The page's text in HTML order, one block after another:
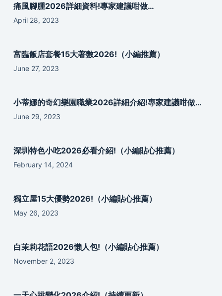
痛風腳腫2026詳細資料!專家建議咁做…
April 28, 2023
富臨飯店套餐15大著數2026!（小編推薦）
June 27, 2023
小蒂娜的奇幻樂園職業2026詳細介紹!專家建議咁做…
June 29, 2023
深圳特色小吃2026必看介紹!（小編貼心推薦）
February 14, 2024
獨立屋15大優勢2026!（小編貼心推薦）
May 26, 2023
白茉莉花語2026懶人包!（小編貼心推薦）
November 2, 2023